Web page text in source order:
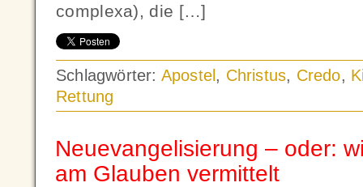
complexa), die […]
Schlagwörter: Apostel , Christus, Credo,
Rettung
Neuevangelisierung – oder:
am Glauben vermittelt